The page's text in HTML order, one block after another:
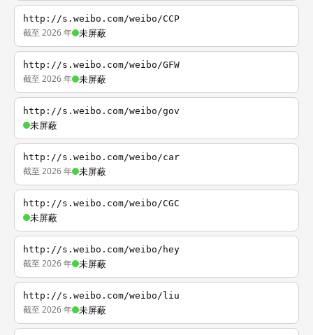
http://s.weibo.com/weibo/CCP
截至 2026 年 未屏蔽
http://s.weibo.com/weibo/GFW
截至 2026 年 未屏蔽
http://s.weibo.com/weibo/gov
未屏蔽
http://s.weibo.com/weibo/car
截至 2026 年 未屏蔽
http://s.weibo.com/weibo/CGC
未屏蔽
http://s.weibo.com/weibo/hey
截至 2026 年 未屏蔽
http://s.weibo.com/weibo/liu
截至 2026 年 未屏蔽